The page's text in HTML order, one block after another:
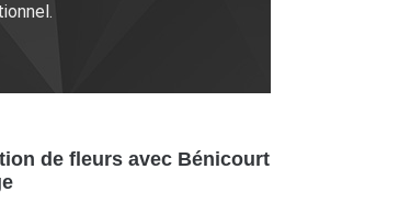
de fleurs avec Bénicourt